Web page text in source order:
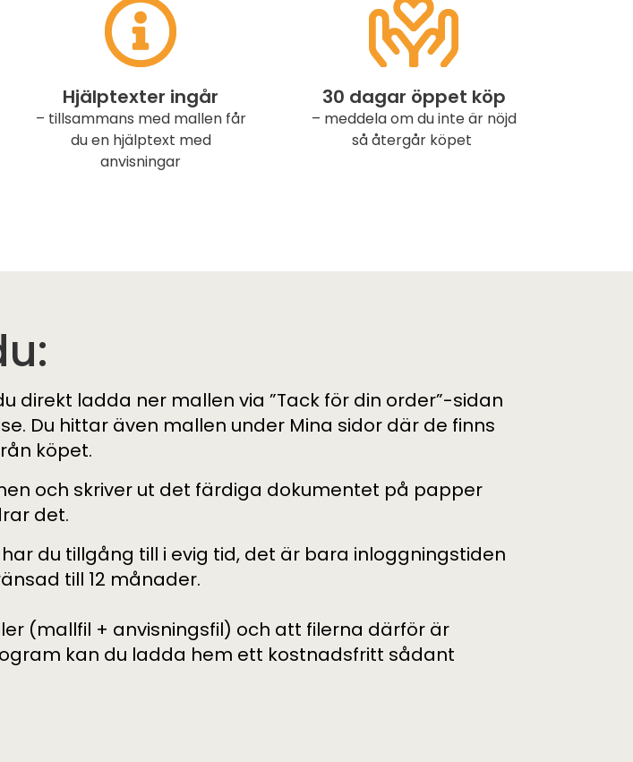
Hjälptexter ingår
– tillsammans med mallen får
du en hjälptext med
anvisningar
30 dagar öppet köp
– meddela om du inte är nöjd
så återgår köpet
direkt ladda ner mallen via ”Tack för din order”-sidan
Du hittar även mallen under Mina sidor där de finns
köpet.
och skriver ut det färdiga dokumentet på papper
det.
du tillgång till i evig tid, det är bara inloggningstiden
till 12 månader.
(mallfil + anvisningsfil) och att filerna därför är
kan du ladda hem ett kostnadsfritt sådant